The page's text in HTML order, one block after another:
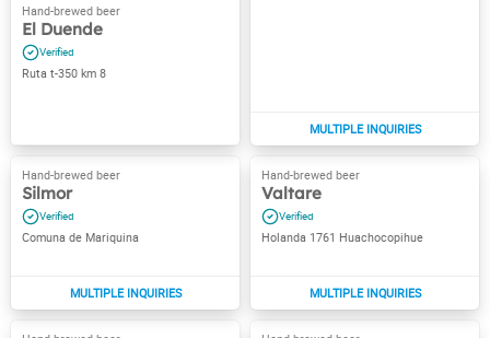
El Duende
Ruta t-350 km 8
Silmor
Comuna de Mariquina
Valtare
Holanda 1761 Huachocopihue